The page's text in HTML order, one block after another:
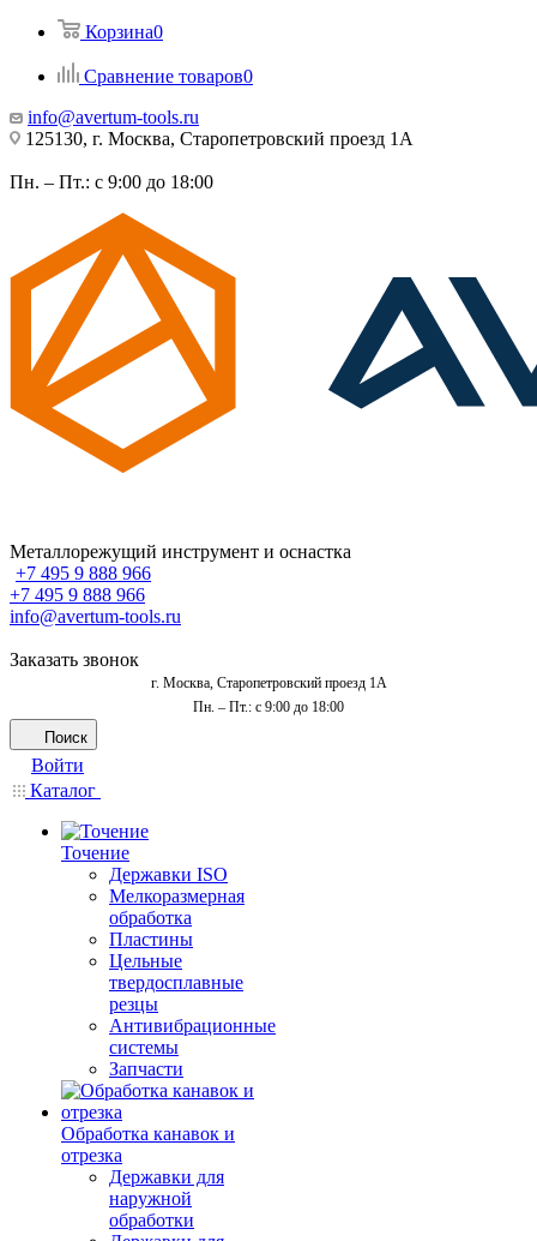
Корзина0
Сравнение товаров0
info@avertum-tools.ru
125130, г. Москва, Старопетровский проезд 1А
Пн. – Пт.: с 9:00 до 18:00
Металлорежущий инструмент и оснастка
+7 495 9 888 966
+7 495 9 888 966
info@avertum-tools.ru
Заказать звонок
г. Москва, Старопетровский проезд 1А
Пн. – Пт.: с 9:00 до 18:00
Поиск
Войти
Каталог
Точение
Державки ISO
Мелкоразмерная
обработка
Пластины
Цельные
твердосплавные
резцы
Антивибрационные
системы
Запчасти
Обработка канавок и
отрезка
Державки для
наружной
обработки